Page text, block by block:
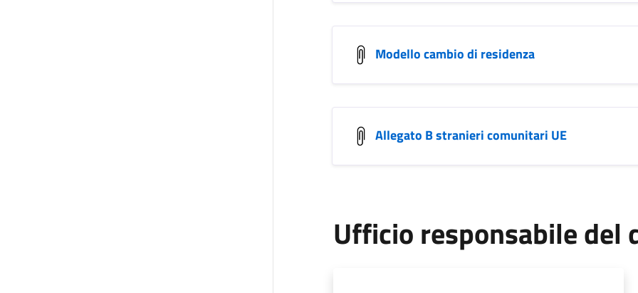
Modello cambio di residenza
Allegato B stranieri comunitari UE
Ufficio responsabile del